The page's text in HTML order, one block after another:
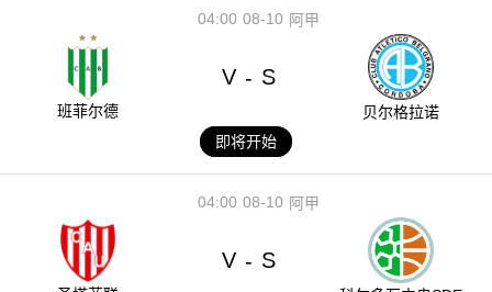
08-10
04:00 阿甲
班菲尔德
V - S
贝尔格拉诺
即将开始
08-10
04:00 阿甲
V - S